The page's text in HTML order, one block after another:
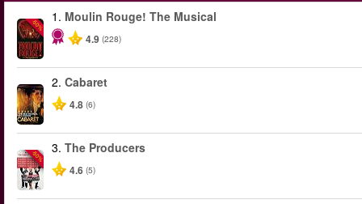
-50%
1. Moulin Rouge! The Musical
4.9 (228)
2. Cabaret
4.8 (6)
-50%
3. The Producers
4.6 (5)